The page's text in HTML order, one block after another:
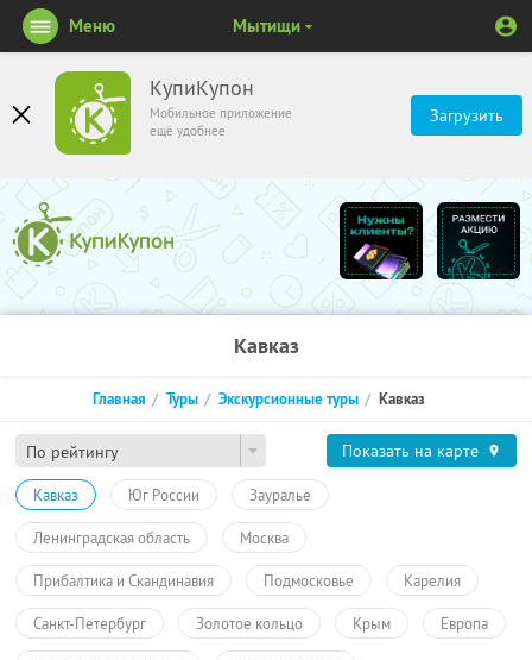
КупиКупон
Мобильное приложение
ещё удобнее
Загрузить
Меню Мытищи
Кавказ
По рейтингу
Главная Туры Экскурсионные туры Кавказ
Показать на карте
Кавказ Юг России Зауралье
Ленинградская область Москва
Прибалтика и Скандинавия Подмосковье Карелия
Санкт-Петербург Золотое кольцо Крым Европа